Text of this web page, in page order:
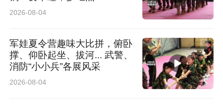
2026-08-04
军娃夏令营趣味大比拼，俯卧
撑、仰卧起坐、拔河... 武警、
消防“小小兵”各展风采
2026-08-04